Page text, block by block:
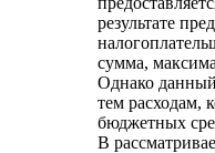
результате
сумма,
Однако данный
тем расходам,
бюджетных
В